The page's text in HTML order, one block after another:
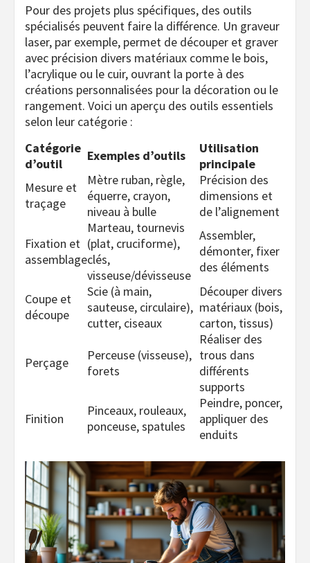
Pour des projets plus spécifiques, des outils
spécialisés peuvent faire la différence. Un graveur
laser, par exemple, permet de découper et graver
avec précision divers matériaux comme le bois,
l’acrylique ou le cuir, ouvrant la porte à des
créations personnalisées pour la décoration ou le
rangement. Voici un aperçu des outils essentiels
selon leur catégorie :
Catégorie
d’outil
Exemples d’outils
Utilisation
principale
Mesure et
traçage
Mètre ruban, règle,
équerre, crayon,
niveau à bulle
Précision des
dimensions et
de l’alignement
Fixation et
assemblage
Marteau, tournevis
(plat, cruciforme),
clés,
visseuse/dévisseuse
Assembler,
démonter, fixer
des éléments
Coupe et
découpe
Scie (à main,
sauteuse, circulaire),
cutter, ciseaux
Découper divers
matériaux (bois,
carton, tissus)
Perçage
Perceuse (visseuse),
forets
Réaliser des
trous dans
différents
supports
Finition
Pinceaux, rouleaux,
ponceuse, spatules
Peindre, poncer,
appliquer des
enduits